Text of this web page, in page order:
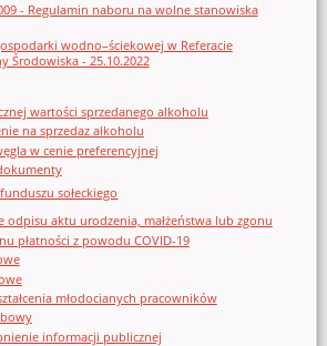
- Regulamin naboru na wolne stanowiska
wodno–ściekowej w Referacie
Środowiska - 25.10.2022
wartości sprzedanego alkoholu
na sprzedaz alkoholu
w cenie preferencyjnej
sołeckiego
odpisu aktu urodzenia, małżeństwa lub zgonu
płatności z powodu COVID-19
młodocianych pracowników
informacji publicznej